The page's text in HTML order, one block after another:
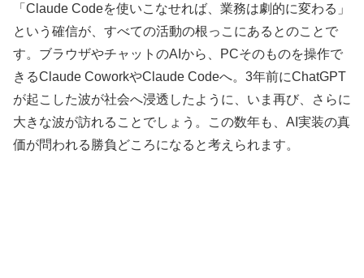
「Claude Codeを使いこなせれば、業務は劇的に変わる」
という確信が、すべての活動の根っこにあるとのことで
す。ブラウザやチャットのAIから、PCそのものを操作で
きるClaude CoworkやClaude Codeへ。3年前にChatGPT
が起こした波が社会へ浸透したように、いま再び、さらに
大きな波が訪れることでしょう。この数年も、AI実装の真
価が問われる勝負どころになると考えられます。